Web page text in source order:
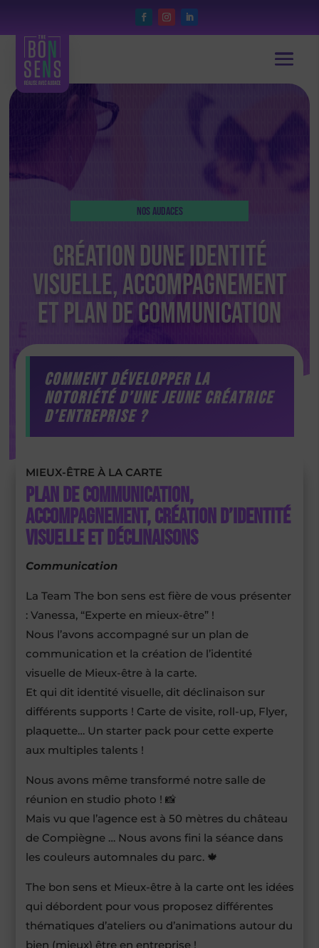
Nos Audaces
Création dune identité
visuelle, accompagnement
et plan de communication
Comment développer la
notoriété d’une jeune créatrice
d’entreprise ?
MIEUX-ÊTRE À LA CARTE
Plan de communication,
accompagnement, création d’identité
visuelle et déclinaisons
Communication
La Team The bon sens est fière de vous présenter
: Vanessa, “Experte en mieux-être” !
Nous l’avons accompagné sur un plan de
communication et la création de l’identité
visuelle de Mieux-être à la carte.
Et qui dit identité visuelle, dit déclinaison sur
différents supports ! Carte de visite, roll-up, Flyer,
plaquette… Un starter pack pour cette experte
aux multiples talents !
Nous avons même transformé notre salle de
réunion en studio photo ! 📸
Mais vu que l’agence est à 50 mètres du château
de Compiègne … Nous avons fini la séance dans
les couleurs automnales du parc. 🍁
The bon sens et Mieux-être à la carte ont les idées
qui débordent pour vous proposez différentes
thématiques d’ateliers ou d’animations autour du
bien (mieux) être en entreprise !